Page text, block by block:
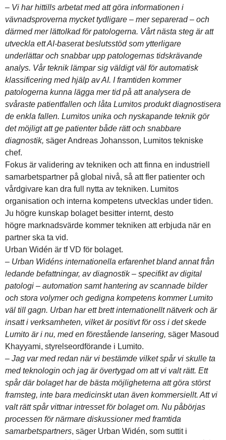
– Vi har hittills arbetat med att göra informationen i
vävnadsproverna mycket tydligare – mer separerad – och
därmed mer lättolkad för patologerna. Vårt nästa steg är att
utveckla ett AI-baserat beslutsstöd som ytterligare
underlättar och snabbar upp patologernas tidskrävande
analys. Vår teknik lämpar sig väldigt väl för automatisk
klassificering med hjälp av AI. I framtiden kommer
patologerna kunna lägga mer tid på att analysera de
svåraste patientfallen och låta Lumitos produkt diagnostisera
de enkla fallen. Lumitos unika och nyskapande teknik gör
det möjligt att ge patienter både rätt och snabbare
diagnostik, säger Andreas Johansson, Lumitos tekniske
chef.
Fokus är validering av tekniken och att finna en industriell
samarbetspartner på global nivå, så att fler patienter och
vårdgivare kan dra full nytta av tekniken. Lumitos
organisation och interna kompetens utvecklas under tiden.
Ju högre kunskap bolaget besitter internt, desto
högre marknadsvärde kommer tekniken att erbjuda när en
partner ska ta vid.
Urban Widén är tf VD för bolaget.
– Urban Widéns internationella erfarenhet bland annat från
ledande befattningar, av diagnostik – specifikt av digital
patologi – automation samt hantering av scannade bilder
och stora volymer och gedigna kompetens kommer Lumito
väl till gagn. Urban har ett brett internationellt nätverk och är
insatt i verksamheten, vilket är positivt för oss i det skede
Lumito är i nu, med en förestående lansering, säger Masoud
Khayyami, styrelseordförande i Lumito.
– Jag var med redan när vi bestämde vilket spår vi skulle ta
med teknologin och jag är övertygad om att vi valt rätt. Ett
spår där bolaget har de bästa möjligheterna att göra störst
framsteg, inte bara medicinskt utan även kommersiellt. Att vi
valt rätt spår vittnar intresset för bolaget om. Nu påbörjas
processen för närmare diskussioner med framtida
samarbetspartners, säger Urban Widén, som suttit i